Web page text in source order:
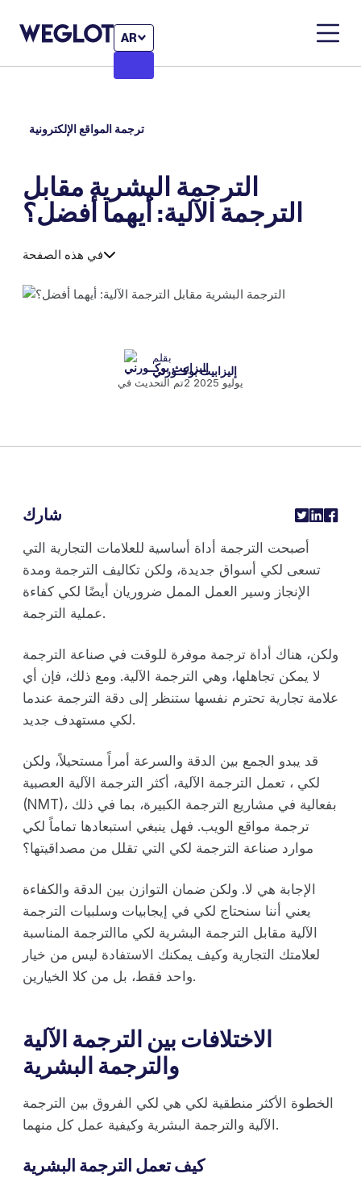
AR
ترجمة المواقع الإلكترونية
الترجمة البشرية مقابل
الترجمة الآلية: أيهما أفضل؟
في هذه الصفحة
بقلم
إليزابيث بوكــورني
تم التحديث في
2 يوليو 2025
أصبحت الترجمة أداة أساسية للعلامات التجارية التي
تسعى لكي أسواق جديدة، ولكن تكاليف الترجمة ومدة
الإنجاز وسير العمل الممل ضروريان أيضًا لكي كفاءة
عملية الترجمة.
ولكن، هناك أداة ترجمة موفرة للوقت في صناعة الترجمة
لا يمكن تجاهلها، وهي الترجمة الآلية. ومع ذلك، فإن أي
علامة تجارية تحترم نفسها ستنظر إلى دقة الترجمة عندما
لكي مستهدف جديد.
قد يبدو الجمع بين الدقة والسرعة أمراً مستحيلاً، ولكن
لكي ، تعمل الترجمة الآلية، أكثر الترجمة الآلية العصبية
(NMT)، بفعالية في مشاريع الترجمة الكبيرة، بما في ذلك
ترجمة مواقع الويب. فهل ينبغي استبعادها تماماً لكي
الإجابة هي لا. ولكن ضمان التوازن بين الدقة والكفاءة
يعني أننا سنحتاج لكي في إيجابيات وسلبيات الترجمة
الآلية مقابل الترجمة البشرية لكي ماالترجمة المناسبة
لعلامتك التجارية وكيف يمكنك الاستفادة ليس من خيار
واحد فقط، بل من كلا الخيارين.
الاختلافات بين الترجمة الآلية
والترجمة البشرية
الخطوة الأكثر منطقية لكي هي لكي الفروق بين الترجمة
الآلية والترجمة البشرية وكيفية عمل كل منهما.
كيف تعمل الترجمة البشرية
شارك